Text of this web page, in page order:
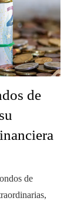
de
de